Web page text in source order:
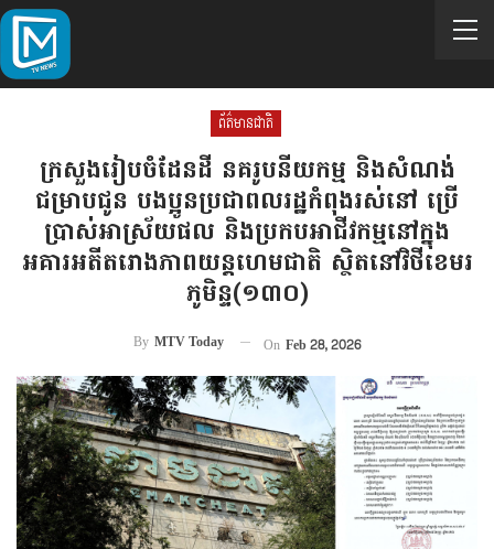
ព័ត៌មានជាតិ
ក្រសួងរៀបចំដែនដី នគរូបនីយកម្ម និងសំណង់
ជម្រាបជូន បងប្អូនប្រជាពលរដ្ឋកំពុងរស់នៅ ប្រើ
ប្រាស់អាស្រ័យផល និងប្រកបអាជីវកម្មនៅក្នុង
អគារអតីតរោងភាពយន្តហេមជាតិ ស្ថិតនៅវិថីខេមរ
ភូមិន្ទ(១៣០)
By MTV Today On Feb 28, 2026